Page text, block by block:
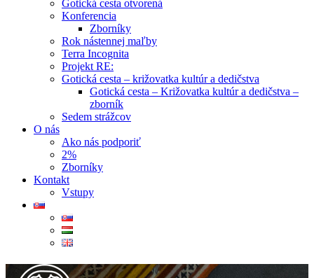
Gotická cesta otvorená
Konferencia
Zborníky
Rok nástennej maľby
Terra Incognita
Projekt RE:
Gotická cesta – križovatka kultúr a dedičstva
Gotická cesta – Križovatka kultúr a dedičstva –
zborník
Sedem strážcov
O nás
Ako nás podporiť
2%
Zborníky
Kontakt
Vstupy